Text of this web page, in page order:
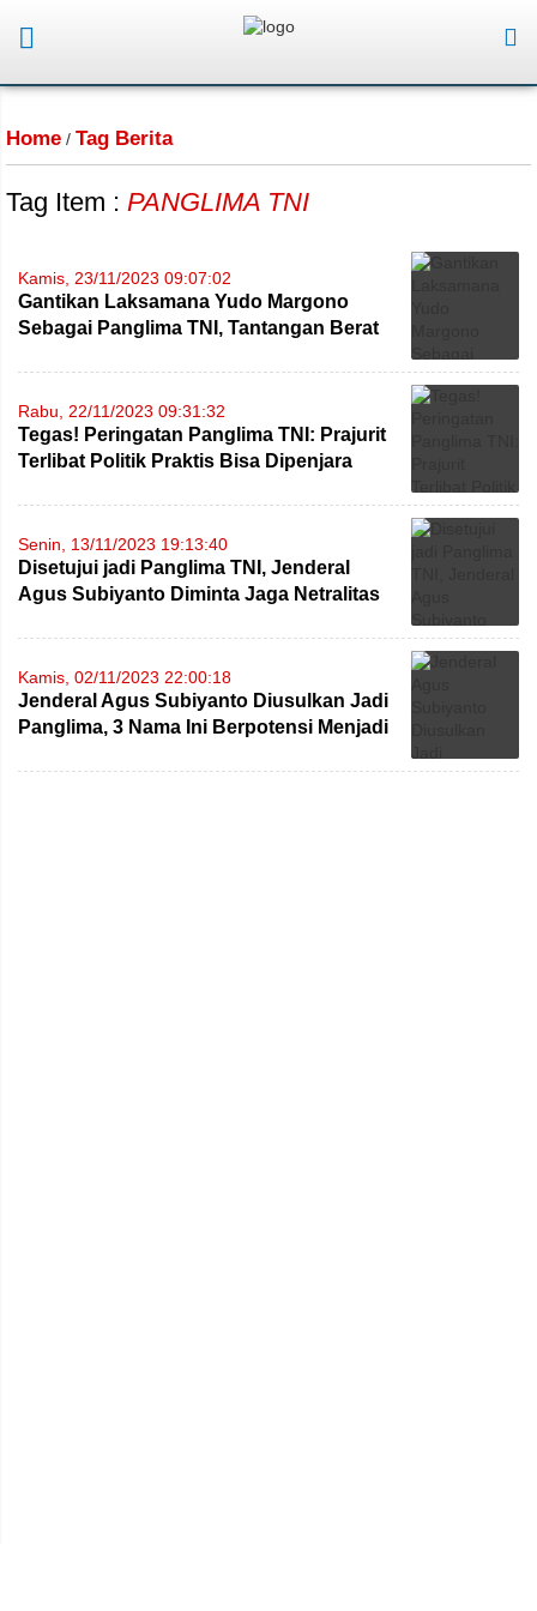
Home / Tag Berita
Tag Item : PANGLIMA TNI
Kamis, 23/11/2023 09:07:02
Gantikan Laksamana Yudo Margono
Sebagai Panglima TNI, Tantangan Berat
Rabu, 22/11/2023 09:31:32
Tegas! Peringatan Panglima TNI: Prajurit
Terlibat Politik Praktis Bisa Dipenjara
Senin, 13/11/2023 19:13:40
Disetujui jadi Panglima TNI, Jenderal
Agus Subiyanto Diminta Jaga Netralitas
Kamis, 02/11/2023 22:00:18
Jenderal Agus Subiyanto Diusulkan Jadi
Panglima, 3 Nama Ini Berpotensi Menjadi